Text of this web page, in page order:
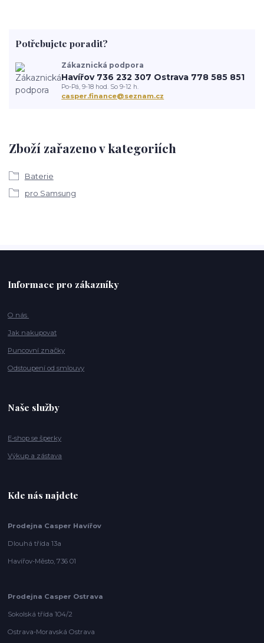
Zboží zařazeno v kategoriích
Baterie
pro Samsung
Potřebujete poradit?
Zákaznická podpora
Havířov 736 232 307 Ostrava 778 585 851
Po-Pá, 9-18 hod. So 9-12 h.
casper.finance@seznam.cz
Informace pro zákazníky
O nás
Jak nakupovat
Puncovní značky
Odstoupení od smlouvy
Naše služby
E-shop se šperky
Výkup a zástava
Kde nás najdete
Prodejna Casper Havířov
Dlouhá třída 13a
Havířov-Město, 736 01
Prodejna Casper Ostrava
Sokolská třída 104/2
Ostrava-Moravská Ostrava